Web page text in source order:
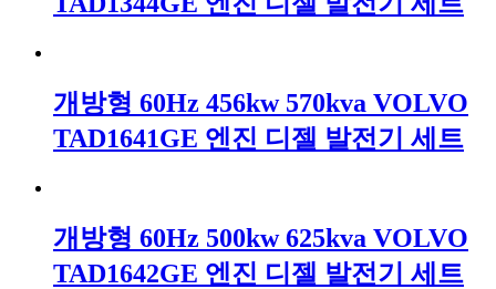
개방형 60Hz 456kw 570kva VOLVO
TAD1641GE 엔진 디젤 발전기 세트
개방형 60Hz 500kw 625kva VOLVO
TAD1642GE 엔진 디젤 발전기 세트